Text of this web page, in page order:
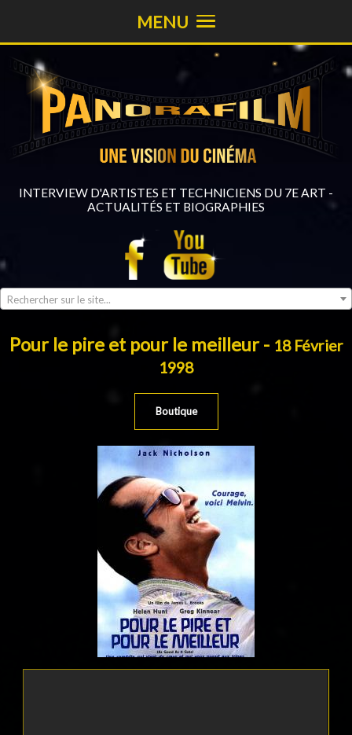
INTERVIEW D'ARTISTES ET TECHNICIENS DU 7E ART -
ACTUALITÉS ET BIOGRAPHIES
Rechercher sur le site...
MENU
Pour le pire et pour le meilleur - 18 Février
1998
Boutique